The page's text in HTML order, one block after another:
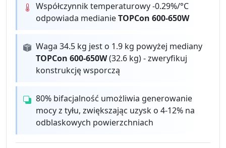
Współczynnik temperaturowy -0.29%/°C
odpowiada medianieTOPCon 600-650W
Waga 34.5 kg jest o 1.9 kg powyżej mediany
TOPCon 600-650W(32.6 kg) - zweryfikuj
konstrukcję wsporczą
80% bifacjalność umożliwia generowanie
mocy z tyłu, zwiększając uzysk o 4-12% na
odblaskowych powierzchniach